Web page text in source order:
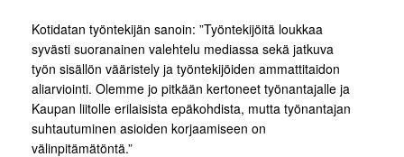
Kotidatan työntekijän sanoin: ”Työntekijöitä loukkaa
syvästi suoranainen valehtelu mediassa sekä jatkuva
työn sisällön vääristely ja työntekijöiden ammattitaidon
aliarviointi. Olemme jo pitkään kertoneet työnantajalle ja
Kaupan liitolle erilaisista epäkohdista, mutta työnantajan
suhtautuminen asioiden korjaamiseen on
välinpitämätöntä.”